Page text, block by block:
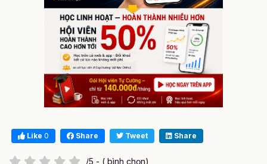
Like 0 Share Tweet Share
/5 - ( bình chọn)